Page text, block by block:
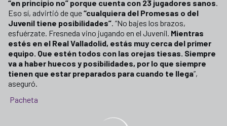
“en principio no” porque cuenta con 23 jugadores sanos.
Eso sí, advirtió de que“cualquiera del Promesas o del
Juvenil tiene posibilidades”. “No bajes los brazos,
esfuérzate. Fresneda vino jugando en el Juvenil. Mientras
estés en el Real Valladolid, estás muy cerca del primer
equipo. Que estén todos con las orejas tiesas. Siempre
va a haber huecos y posibilidades, por lo que siempre
tienen que estar preparados para cuando te llega”,
aseguró.
Pacheta